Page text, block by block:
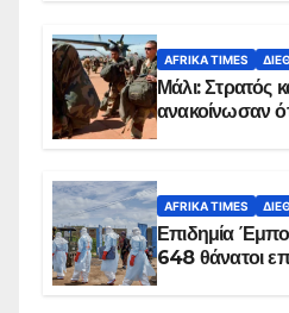
AFRIKA TIMES
Μάλι: Στρατός
ανακοίνωσαν
AFRIKA TIMES
Επιδημία
648 θάνατοι